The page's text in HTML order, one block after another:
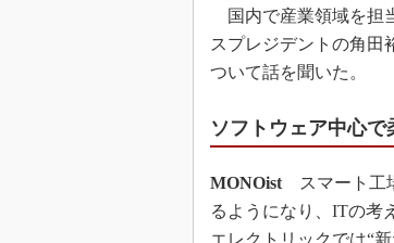
国内で産業領域を担
スプレジデントの角田
ついて話を聞いた。
ソフトウェア中心
MONOist スマート工
るようになり、ITの考
エレクトリックでは“